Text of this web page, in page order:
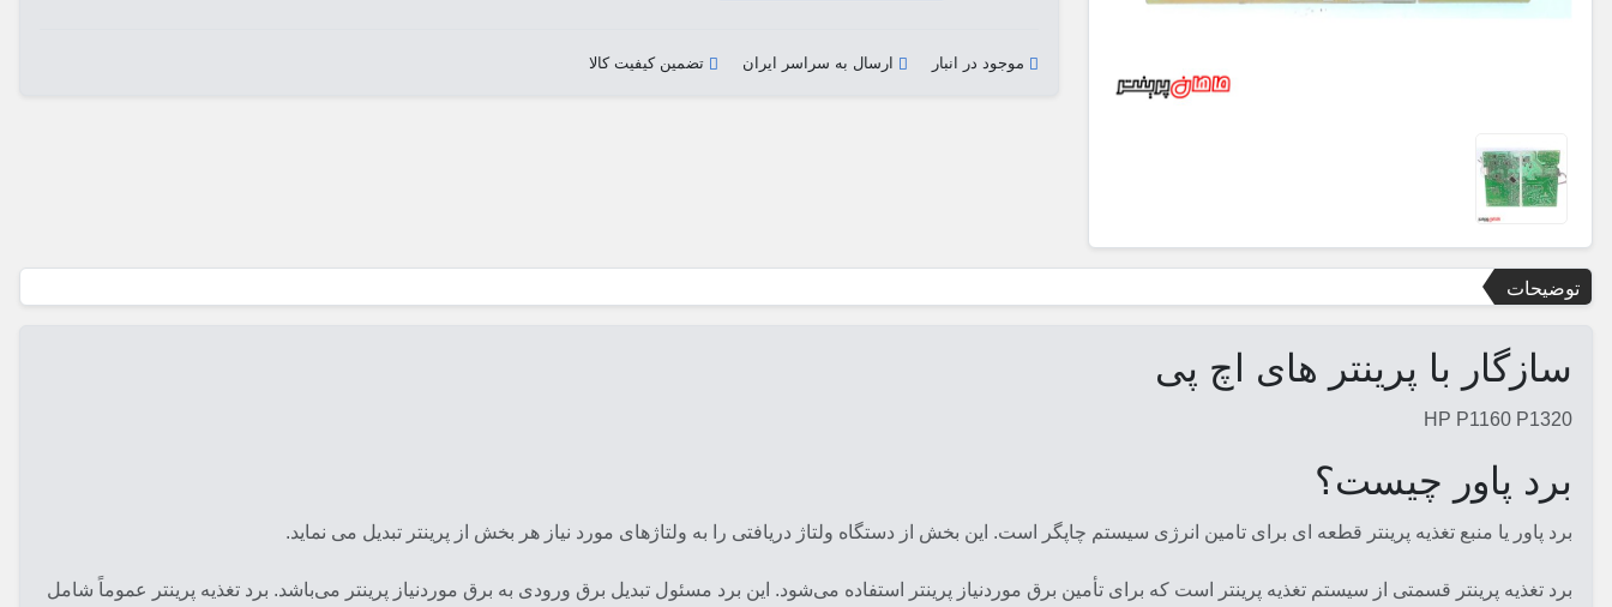
موجود در انبار ارسال به سراسر ایران تضمین کیفیت کالا
توضیحات
سازگار با پرینتر های اچ پی
HP P1160 P1320
برد پاور چیست؟
برد پاور یا منبع تغذیه پرینتر قطعه ای برای تامین انرژی سیستم چاپگر است. این بخش از دستگاه ولتاژ دریافتی را به ولتاژهای مورد نیاز هر بخش از پرینتر تبدیل می نماید.
برد تغذیه پرینتر قسمتی از سیستم تغذیه پرینتر است که برای تأمین برق موردنیاز پرینتر استفاده می‌شود. این برد مسئول تبدیل برق ورودی به برق موردنیاز پرینتر می‌باشد. برد تغذیه پرینتر عموماً شامل